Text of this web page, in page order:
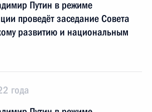
Путин в режиме
проведёт заседание Совета
развитию и национальным
года